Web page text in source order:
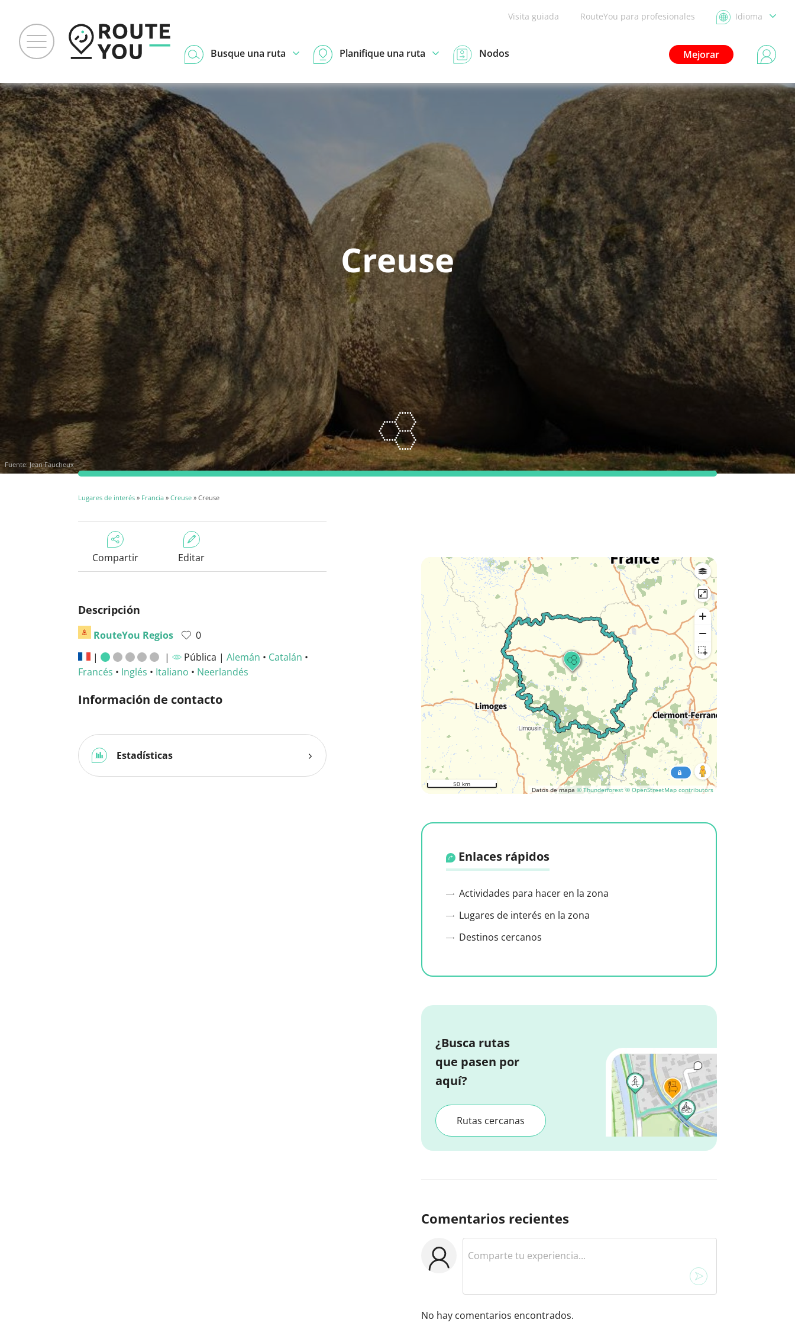
Visita guiada RouteYou para profesionales Idioma
Mejorar
Busque una ruta Planifique una ruta Nodos
Creuse
Fuente:Jean Faucheux
Lugares de interés » Francia » Creuse » Creuse
Compartir Editar
Descripción
RouteYou Regios
0
|
| Pública | Alemán • Catalán •
Francés • Inglés • Italiano • Neerlandés
Información de contacto
Estadísticas
Datos de mapa © Thunderforest © OpenStreetMap contributors
50 km
Enlaces rápidos
Actividades para hacer en la zona
Lugares de interés en la zona
Destinos cercanos
¿Busca rutas
que pasen por
aquí?
Rutas cercanas
Comentarios recientes
No hay comentarios encontrados.